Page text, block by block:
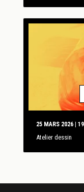
25 MARS 2026 |
Atelier dessin